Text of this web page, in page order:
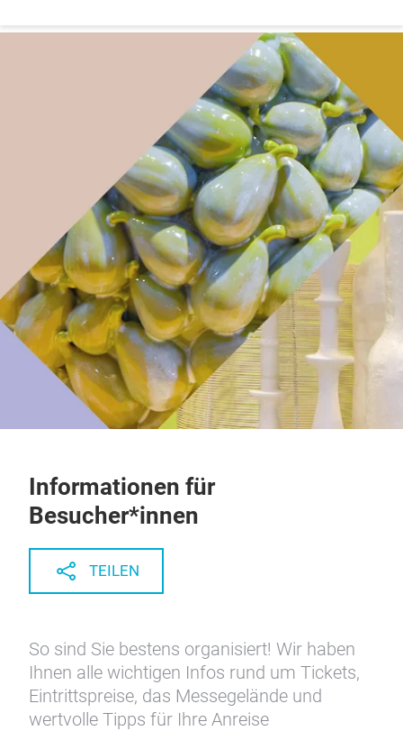
Informationen für
Besucher*innen
TEILEN
So sind Sie bestens organisiert! Wir haben
Ihnen alle wichtigen Infos rund um Tickets,
Eintrittspreise, das Messegelände und
wertvolle Tipps für Ihre Anreise